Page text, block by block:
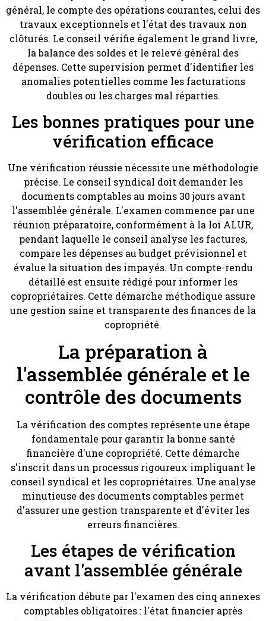
général, le compte des opérations courantes, celui des
travaux exceptionnels et l'état des travaux non
clôturés. Le conseil vérifie également le grand livre,
la balance des soldes et le relevé général des
dépenses. Cette supervision permet d'identifier les
anomalies potentielles comme les facturations
doubles ou les charges mal réparties.
Les bonnes pratiques pour une
vérification efficace
Une vérification réussie nécessite une méthodologie
précise. Le conseil syndical doit demander les
documents comptables au moins 30 jours avant
l'assemblée générale. L'examen commence par une
réunion préparatoire, conformément à la loi ALUR,
pendant laquelle le conseil analyse les factures,
compare les dépenses au budget prévisionnel et
évalue la situation des impayés. Un compte-rendu
détaillé est ensuite rédigé pour informer les
copropriétaires. Cette démarche méthodique assure
une gestion saine et transparente des finances de la
copropriété.
La préparation à
l'assemblée générale et le
contrôle des documents
La vérification des comptes représente une étape
fondamentale pour garantir la bonne santé
financière d'une copropriété. Cette démarche
s'inscrit dans un processus rigoureux impliquant le
conseil syndical et les copropriétaires. Une analyse
minutieuse des documents comptables permet
d'assurer une gestion transparente et d'éviter les
erreurs financières.
Les étapes de vérification
avant l'assemblée générale
La vérification débute par l'examen des cinq annexes
comptables obligatoires : l'état financier après